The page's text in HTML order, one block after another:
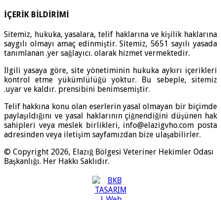
İÇERİK BİLDİRİMİ
Sitemiz, hukuka, yasalara, telif haklarına ve kişilik haklarına
saygılı olmayı amaç edinmiştir. Sitemiz, 5651 sayılı yasada
tanımlanan .yer sağlayıcı. olarak hizmet vermektedir.
İlgili yasaya göre, site yönetiminin hukuka aykırı içerikleri
kontrol etme yükümlülüğü yoktur. Bu sebeple, sitemiz
.uyar ve kaldır. prensibini benimsemiştir.
Telif hakkına konu olan eserlerin yasal olmayan bir biçimde
paylaşıldığını ve yasal haklarının çiğnendiğini düşünen hak
sahipleri veya meslek birlikleri, info@elazigvho.com posta
adresinden veya iletişim sayfamızdan bize ulaşabilirler.
© Copyright 2026, Elazığ Bölgesi Veteriner Hekimler Odası
Başkanlığı. Her Hakkı Saklıdır.